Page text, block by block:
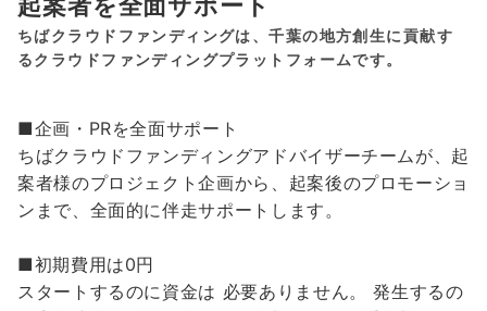
ちばクラウドファンディングは、千葉の地方創生に貢献す
るクラウドファンディングプラットフォームです。
■企画・PRを全面サポート
ちばクラウドファンディングアドバイザーチームが、起
案者様のプロジェクト企画から、起案後のプロモーショ
ンまで、全面的に伴走サポートします。
■初期費用は0円
スタートするのに資金は 必要ありません。 発生するの